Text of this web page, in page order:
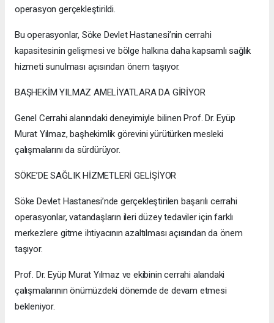
operasyon gerçekleştirildi.
Bu operasyonlar, Söke Devlet Hastanesi’nin cerrahi
kapasitesinin gelişmesi ve bölge halkına daha kapsamlı sağlık
hizmeti sunulması açısından önem taşıyor.
BAŞHEKİM YILMAZ AMELİYATLARA DA GİRİYOR
Genel Cerrahi alanındaki deneyimiyle bilinen Prof. Dr. Eyüp
Murat Yılmaz, başhekimlik görevini yürütürken mesleki
çalışmalarını da sürdürüyor.
SÖKE’DE SAĞLIK HİZMETLERİ GELİŞİYOR
Söke Devlet Hastanesi’nde gerçekleştirilen başarılı cerrahi
operasyonlar, vatandaşların ileri düzey tedaviler için farklı
merkezlere gitme ihtiyacının azaltılması açısından da önem
taşıyor.
Prof. Dr. Eyüp Murat Yılmaz ve ekibinin cerrahi alandaki
çalışmalarının önümüzdeki dönemde de devam etmesi
bekleniyor.